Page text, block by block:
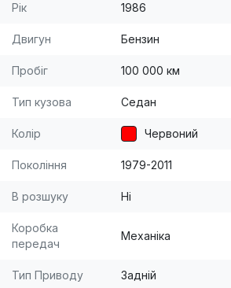
Рік 1986
Двигун Бензин
Пробіг 100 000 км
Тип кузова Седан
Колір Червоний
Покоління 1979-2011
В розшуку Ні
Коробка
передач
Механіка
Тип Приводу Задній